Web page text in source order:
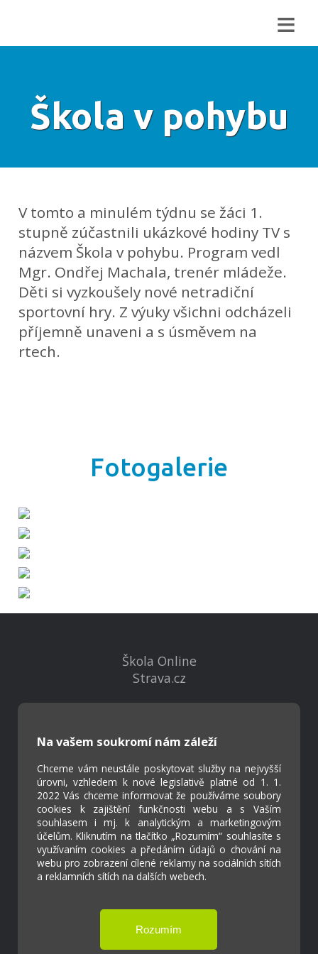
≡
Škola v pohybu
V tomto a minulém týdnu se žáci 1.
stupně zúčastnili ukázkové hodiny TV s
názvem Škola v pohybu. Program vedl
Mgr. Ondřej Machala, trenér mládeže.
Děti si vyzkoušely nové netradiční
sportovní hry. Z výuky všichni odcházeli
příjemně unaveni a s úsměvem na
rtech.
Fotogalerie
Na vašem soukromí nám záleží
Chceme vám neustále poskytovat služby na nejvyšší
úrovni, vzhledem k nové legislativě platné od 1. 1.
2022 Vás chceme informovat že používáme soubory
cookies k zajištění funkčnosti webu a s Vaším
souhlasem i mj. k analytickým a marketingovým
účelům. Kliknutím na tlačítko „Rozumím“ souhlasíte s
využívaním cookies a předáním údajů o chování na
webu pro zobrazení cílené reklamy na sociálních sítích
a reklamních sítích na dalších webech.
Škola Online
Strava.cz
Projekty
Cookies
Přístupnost
Přihlášení
Základní škola a Mateřská škola Ostrožská
Lhota